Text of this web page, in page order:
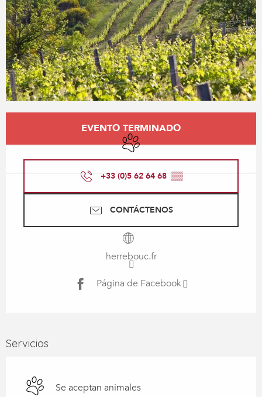
EVENTO TERMINADO
Se aceptan animales
+33 (0)5 62 64 68 ▒▒
CONTÁCTENOS
herrebouc.fr
Página de Facebook
Servicios
Se aceptan animales